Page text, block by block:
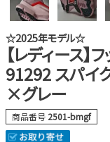
☆2025年モデル☆
【レディース】
91292 スパイ
×グレー
商品番号 2501-bmgf